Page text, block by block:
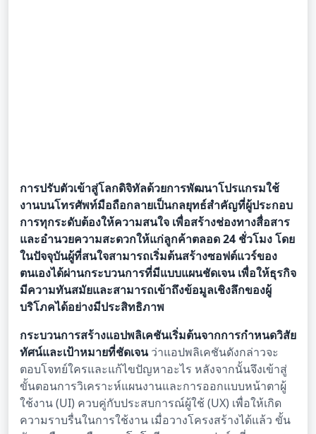
การปรับตัวเข้าสู่โลกดิจิทัลด้วยการพัฒนาโปรแกรมใช้
งานบนโทรศัพท์มือถือกลายเป็นกลยุทธ์สำคัญที่ผู้ประกอบ
การทุกระดับต้องให้ความสนใจ เพื่อสร้างช่องทางสื่อสาร
และอำนวยความสะดวกให้แก่ลูกค้าตลอด 24 ชั่วโมง โดย
ในปัจจุบันผู้ที่สนใจสามารถเริ่มต้นสร้างซอฟต์แวร์ของ
ตนเองได้ผ่านกระบวนการที่มีแบบแผนชัดเจน เพื่อให้ธุรกิจ
มีความทันสมัยและสามารถเข้าถึงข้อมูลเชิงลึกของผู้
บริโภคได้อย่างมีประสิทธิภาพ
กระบวนการสร้างแอปพลิเคชันเริ่มต้นจากการกำหนดวิสัย
ทัศน์และเป้าหมายที่ชัดเจนว่าแอปพลิเคชันดังกล่าวจะ
ตอบโจทย์ใครและแก้ไขปัญหาอะไร หลังจากนั้นจึงเข้าสู่
ขั้นตอนการวิเคราะห์แผนงานและการออกแบบหน้าตาผู้
ใช้งาน (UI) ควบคู่กับประสบการณ์ผู้ใช้ (UX) เพื่อให้เกิด
ความราบรื่นในการใช้งาน เมื่อวางโครงสร้างได้แล้ว ขั้น